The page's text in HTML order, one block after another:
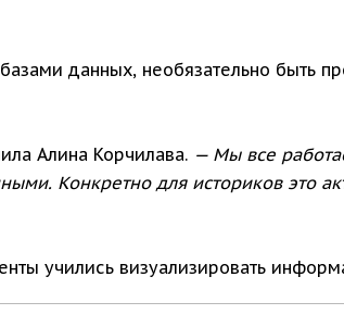
данных, необязательно быть
Алина Корчилава. — Мы все
Конкретно для историков это
учились визуализировать